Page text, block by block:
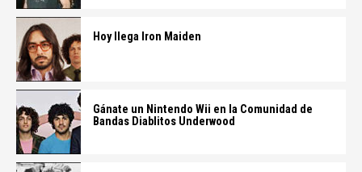
Hoy llega Iron Maiden
Gánate un Nintendo Wii en la Comunidad de
Bandas Diablitos Underwood